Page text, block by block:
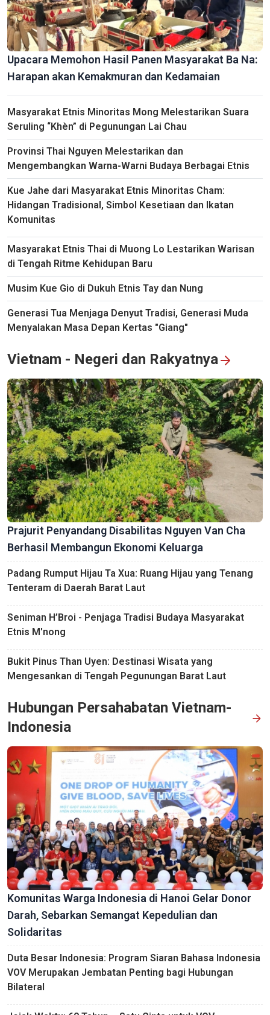
Pers Merupakan Senjata Tajam dalam Pekerjaan Ideologi dan
Penggerakan Massa Rakyat
Upacara Memohon Hasil Panen Masyarakat Ba Na:
Harapan akan Kemakmuran dan Kedamaian
Masyarakat Etnis Minoritas Mong Melestarikan Suara
Seruling “Khèn” di Pegunungan Lai Chau
Provinsi Thai Nguyen Melestarikan dan
Mengembangkan Warna-Warni Budaya Berbagai Etnis
Kue Jahe dari Masyarakat Etnis Minoritas Cham:
Hidangan Tradisional, Simbol Kesetiaan dan Ikatan
Komunitas
Masyarakat Etnis Thai di Muong Lo Lestarikan Warisan
di Tengah Ritme Kehidupan Baru
Musim Kue Gio di Dukuh Etnis Tay dan Nung
Generasi Tua Menjaga Denyut Tradisi, Generasi Muda
Menyalakan Masa Depan Kertas "Giang"
Vietnam - Negeri dan Rakyatnya
Prajurit Penyandang Disabilitas Nguyen Van Cha
Berhasil Membangun Ekonomi Keluarga
Padang Rumput Hijau Ta Xua: Ruang Hijau yang Tenang
Tenteram di Daerah Barat Laut
Seniman H’Broi - Penjaga Tradisi Budaya Masyarakat
Etnis M'nong
Bukit Pinus Than Uyen: Destinasi Wisata yang
Mengesankan di Tengah Pegunungan Barat Laut
Hubungan Persahabatan Vietnam-
Indonesia
Komunitas Warga Indonesia di Hanoi Gelar Donor
Darah, Sebarkan Semangat Kepedulian dan
Solidaritas
Duta Besar Indonesia: Program Siaran Bahasa Indonesia
VOV Merupakan Jembatan Penting bagi Hubungan
Bilateral